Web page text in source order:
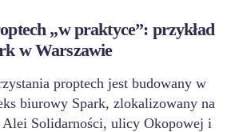
„w praktyce”: przykład
w Warszawie
proptech jest budowany w
biurowy Spark, zlokalizowany na
Solidarności, ulicy Okopowej i